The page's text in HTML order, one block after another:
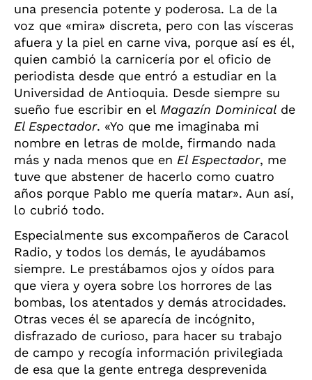
una presencia potente y poderosa. La de la
voz que «mira» discreta, pero con las vísceras
afuera y la piel en carne viva, porque así es él,
quien cambió la carnicería por el oficio de
periodista desde que entró a estudiar en la
Universidad de Antioquia. Desde siempre su
sueño fue escribir en el Magazín Dominical de
El Espectador. «Yo que me imaginaba mi
nombre en letras de molde, firmando nada
más y nada menos que en El Espectador, me
tuve que abstener de hacerlo como cuatro
años porque Pablo me quería matar». Aun así,
lo cubrió todo.
Especialmente sus excompañeros de Caracol
Radio, y todos los demás, le ayudábamos
siempre. Le prestábamos ojos y oídos para
que viera y oyera sobre los horrores de las
bombas, los atentados y demás atrocidades.
Otras veces él se aparecía de incógnito,
disfrazado de curioso, para hacer su trabajo
de campo y recogía información privilegiada
de esa que la gente entrega desprevenida